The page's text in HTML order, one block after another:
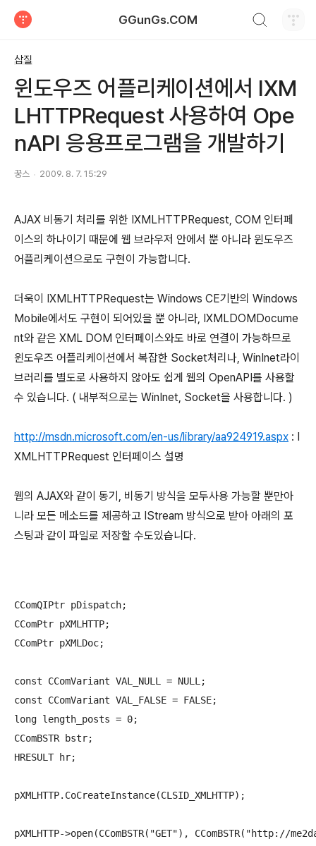
GGunGs.COM
삽질
윈도우즈 어플리케이션에서 IXM
LHTTPRequest 사용하여 Ope
nAPI 응용프로그램을 개발하기
꿍스 2009. 8. 7. 15:29
AJAX 비동기 처리를 위한 IXMLHTTPRequest, COM 인터페
이스의 하나이기 때문에 웹 브라우저 안에서 뿐 아니라 윈도우즈
어플리케이션으로도 구현이 가능합니다.
더욱이 IXMLHTTPRequest는 Windows CE기반의 Windows
Mobile에서도 구현이 되어있을 뿐 아니라, IXMLDOMDocume
nt와 같은 XML DOM 인터페이스와도 바로 연결이 가능하므로
윈도우즈 어플리케이션에서 복잡한 Socket처리나, WinInet라이
브러리를 별도로 사용하지 않아도 쉽게 웹의 OpenAPI를 사용할
수 있습니다. ( 내부적으로는 WinInet, Socket을 사용합니다. )
http://msdn.microsoft.com/en-us/library/aa924919.aspx : I
XMLHTTPRequest 인터페이스 설명
웹의 AJAX와 같이 동기, 비동기 방식을 모두사용 가능할 뿐만아
니라 모든 메소드를 제공하고 IStream 방식으로 받아 아래의 포
스팅과 같이 파일로 저장할 수도있습니다.
CComQIPtr pDispatch;
CComPtr pXMLHTTP;
CComPtr pXMLDoc;
const CComVariant VAL_NULL = NULL;
const CComVariant VAL_FALSE = FALSE;
long length_posts = 0;
CComBSTR bstr;
HRESULT hr;
pXMLHTTP.CoCreateInstance(CLSID_XMLHTTP);
pXMLHTTP->open(CComBSTR("GET"), CComBSTR("http://